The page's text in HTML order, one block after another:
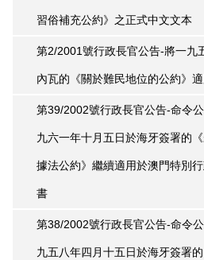
習俗補充公約》之正式中文文本
第2/2001號行政長官公告-將一九
內瓦的《關於難民地位的公約》
第39/2002號行政長官公告-命令
九六一年十月五日於海牙簽署的
據法公約》繼續適用於澳門特別
書
第38/2002號行政長官公告-命令
九五八年四月十五日於海牙簽署